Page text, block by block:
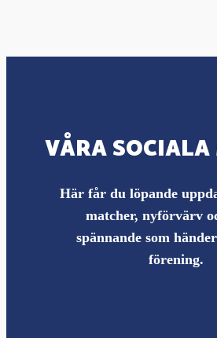
VÅRA SOCIALA
Här får du löpande
matcher, nyförvärv
spännande som
förening.